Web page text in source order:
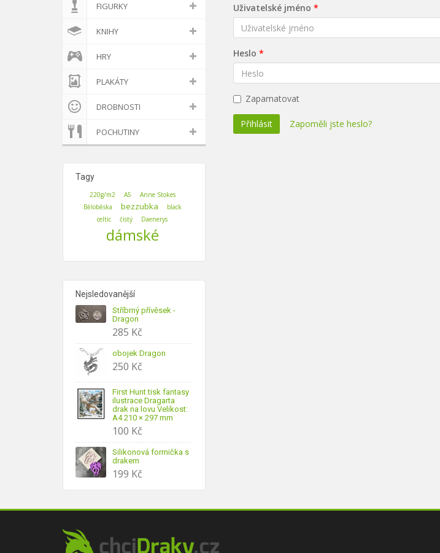
FIGURKY
KNIHY
HRY
PLAKÁTY
DROBNOSTI
POCHUTINY
Tagy
220g/m2 A5
Anne Stokes
Běloběska
bezzubka
black
celtic
čistý Daenerys
dámské
Nejsledovanější
Stříbrný přívěsek -
Dragon
285 Kč
obojek Dragon
250 Kč
First Hunt tisk fantasy
ilustrace Dragarta
drak na lovu Velikost:
A4 210 × 297 mm
100 Kč
Silikonová formička s
drakem
199 Kč
Uživatelské jméno
Heslo
Zapamatovat
Přihlásit Zapoměli jste heslo?